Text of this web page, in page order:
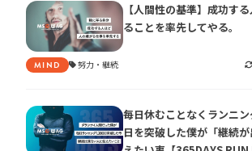
【人間性の基準】成功す
ることを率先してやる。
MIND 努力 継続
毎日休むことなくランニ
日を突破した僕が「継続